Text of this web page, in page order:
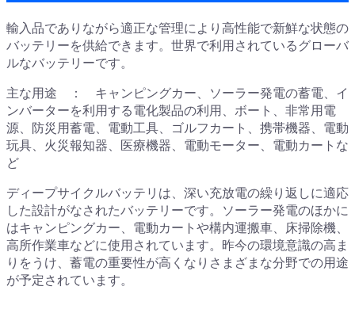
輸入品でありながら適正な管理により高性能で新鮮な状態の
バッテリーを供給できます。世界で利用されているグローバ
ルなバッテリーです。
主な用途 ： キャンピングカー、ソーラー発電の蓄電、イ
ンバーターを利用する電化製品の利用、ボート、非常用電
源、防災用蓄電、電動工具、ゴルフカート、携帯機器、電動
玩具、火災報知器、医療機器、電動モーター、電動カートな
ど
ディープサイクルバッテリは、深い充放電の繰り返しに適応
した設計がなされたバッテリーです。ソーラー発電のほかに
はキャンピングカー、電動カートや構内運搬車、床掃除機、
高所作業車などに使用されています。昨今の環境意識の高ま
りをうけ、蓄電の重要性が高くなりさまざまな分野での用途
が予定されています。